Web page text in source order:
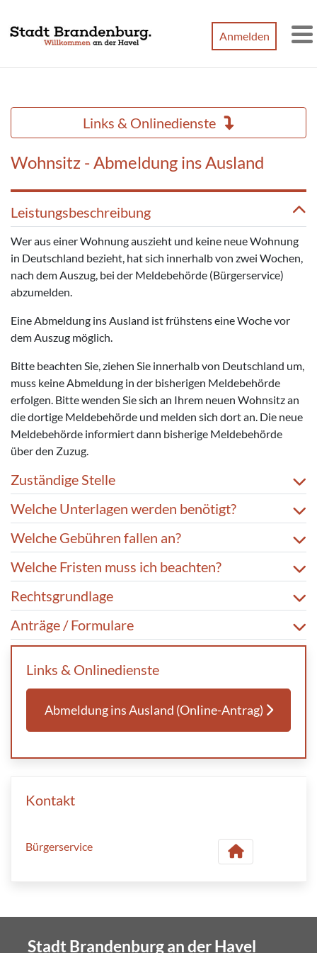
Anmelden
Links & Onlinedienste
Wohnsitz - Abmeldung ins Ausland
Leistungsbeschreibung
Wer aus einer Wohnung auszieht und keine neue Wohnung
in Deutschland bezieht, hat sich innerhalb von zwei Wochen,
nach dem Auszug, bei der Meldebehörde (Bürgerservice)
abzumelden.
Eine Abmeldung ins Ausland ist frühstens eine Woche vor
dem Auszug möglich.
Bitte beachten Sie, ziehen Sie innerhalb von Deutschland um,
muss keine Abmeldung in der bisherigen Meldebehörde
erfolgen. Bitte wenden Sie sich an Ihrem neuen Wohnsitz an
die dortige Meldebehörde und melden sich dort an. Die neue
Meldebehörde informiert dann bisherige Meldebehörde
über den Zuzug.
Zuständige Stelle
Welche Unterlagen werden benötigt?
Welche Gebühren fallen an?
Welche Fristen muss ich beachten?
Rechtsgrundlage
Anträge / Formulare
Links & Onlinedienste
Abmeldung ins Ausland (Online-Antrag)
Kontakt
Bürgerservice
Stadt Brandenburg an der Havel